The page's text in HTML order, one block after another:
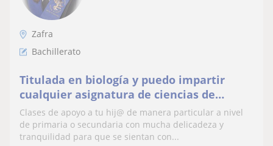
Zafra
Bachillerato
Titulada en biología y puedo impartir
cualquier asignatura de ciencias de
manera presencial o online
Clases de apoyo a tu hij@ de manera particular a nivel
de primaria o secundaria con mucha delicadeza y
tranquilidad para que se sientan con...